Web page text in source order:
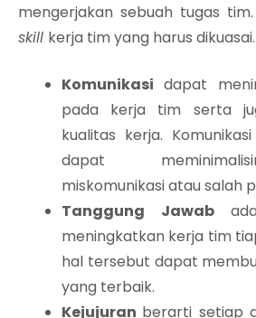
mengerjakan sebuah tugas
skill kerja tim yang harus dikuasai.
Komunikasi dapat
pada kerja tim serta
kualitas kerja.
dapat
miskomunikasi atau salah
Tanggung Jawab
meningkatkan kerja tim
hal tersebut dapat
yang terbaik.
Kejujuran berarti setiap